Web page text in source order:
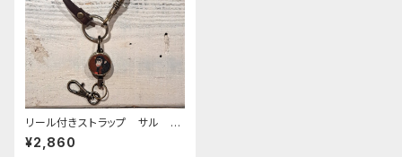
リール付きストラップ サル ブ
ラウン × ダークブラウン
猿 さる
¥2,860